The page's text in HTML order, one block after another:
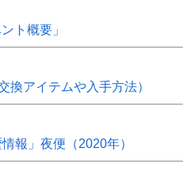
ト概要」
換アイテムや入手方法）
報」夜便（2020年）